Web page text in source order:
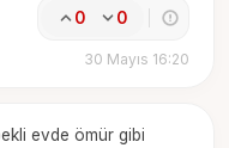
0 0
30 Mayıs 16:20
evde ömür gibi